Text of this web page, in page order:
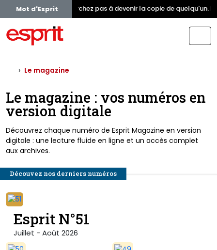
Mot d'EspritNe cherchez pas à devenir la copie de quelqu'un.
Le magazine
Le magazine : vos numéros en
version digitale
Découvrez chaque numéro de Esprit Magazine en version
digitale : une lecture fluide en ligne et un accès complet
aux archives.
Découvez nos derniers numéros
Esprit N°51
Juillet - Août 2026